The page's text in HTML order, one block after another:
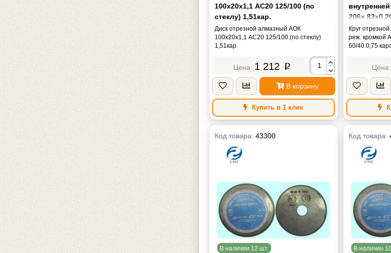
100х20х1,1 АС20 125/100 (по
стеклу) 1,51кар.
Диск отрезной алмазный АОК
100х20х1,1 АС20 125/100 (по стеклу)
1,51кар.
1 212 p
В корзину
Купить в 1 клик
206х
карат
Круг
реж. кромкой
60/40 0,75
Код товара: 43300
В наличии 12 шт.
Код товара:
В наличии